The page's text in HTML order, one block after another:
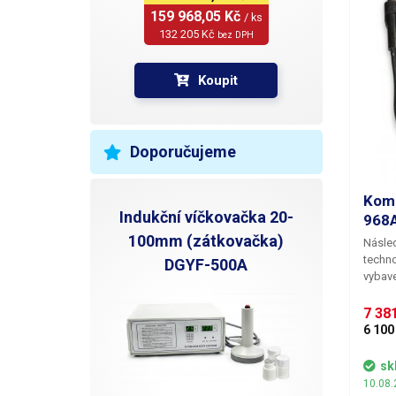
159 968,05 Kč / ks
132 205 Kč bez DPH
Koupit
Doporučujeme
Indukční víčkovačka 20-
100mm (zátkovačka)
DGYF-500A
s
7
6